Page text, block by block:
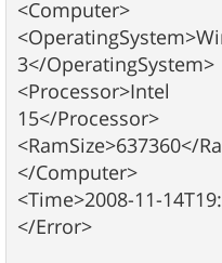
<Computer>
3</OperatingSystem>
15</Processor>
<RamSize>637360</
</Computer>
<Time>2008-11-
</Error>